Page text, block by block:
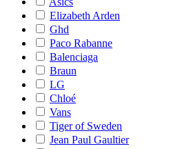
Elizabeth Arden
Ghd
Paco Rabanne
Balenciaga
Braun
LG
Chloé
Vans
Tiger of Sweden
Jean Paul Gaultier